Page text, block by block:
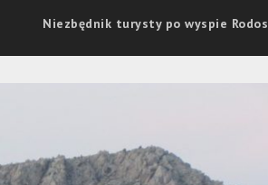
Niezbędnik turysty po wyspie Rodos